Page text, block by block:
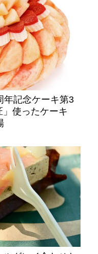
年記念ケーキ第3
」使ったケーキ